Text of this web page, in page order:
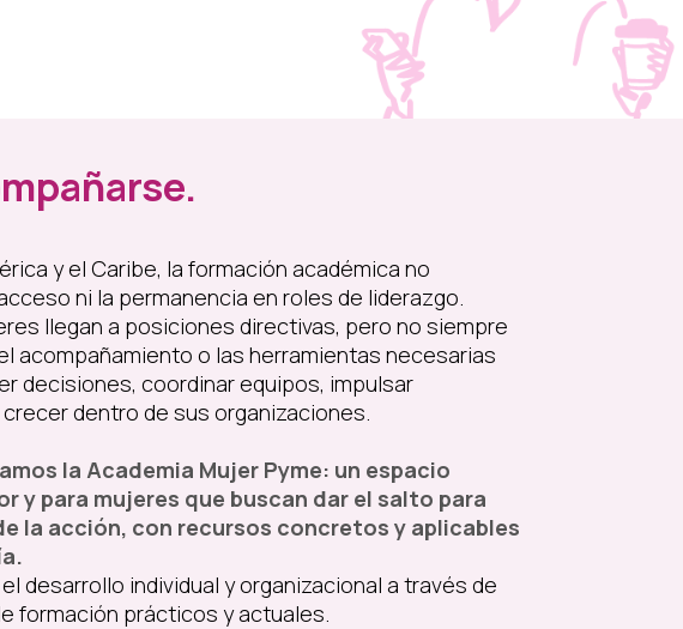
y el Caribe, la formación académica no
ni la permanencia en roles de liderazgo.
llegan a posiciones directivas, pero no siempre
acompañamiento o las herramientas necesarias
decisiones, coordinar equipos, impulsar
dentro de sus organizaciones.
la Academia Mujer Pyme: un espacio
y para mujeres que buscan dar el salto para
la acción, con recursos concretos y aplicables
desarrollo individual y organizacional a través de
formación prácticos y actuales.